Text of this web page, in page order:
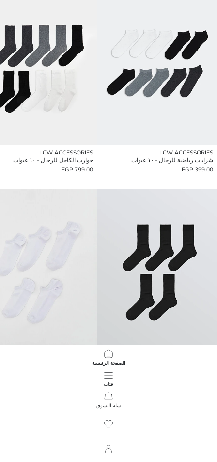
الصفحة الرئيسية
فئات
سلة التسوق
LCW ACCESSORIES
شرابات رياضية للرجال - ١٠ عبوات
399.00 EGP
LCW ACCESSORIES
جوارب الكاحل للرجال - ١٠ عبوات
799.00 EGP
جوارب سنيكر رجالي 5 قطع